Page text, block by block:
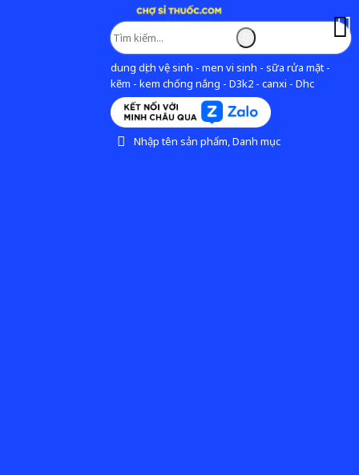
dung dịch vệ sinh - men vi sinh - sữa rửa mặt -
kẽm - kem chống nắng - D3k2 - canxi - Dhc
Nhập tên sản phẩm, Danh mục